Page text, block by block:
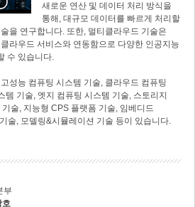
새로운 연산 및 데이터 처리 방식을
통해, 대규모 데이터를 빠르게 처리할
을 연구합니다. 또한, 멀티클라우드 기술은
라우드 서비스와 연동함으로 다양한 인공지능
수 있습니다.
성능 컴퓨팅 시스템 기술, 클라우드 컴퓨팅
템 기술, 엣지 컴퓨팅 시스템 기술, 스토리지
술, 지능형 CPS 플랫폼 기술, 임베디드
술, 모델링&시뮬레이션 기술 등이 있습니다.
부
호